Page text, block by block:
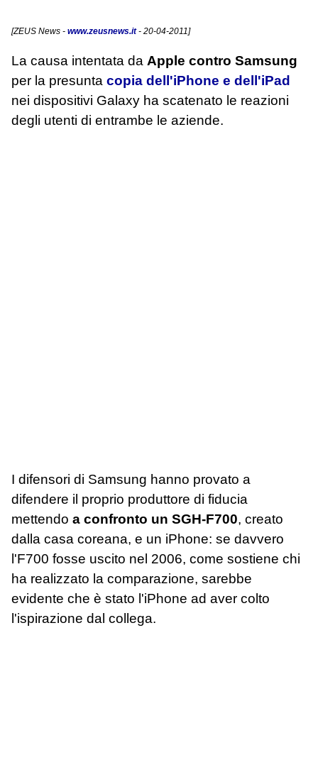
[ZEUS News - www.zeusnews.it- 20-04-2011]
La causa intentata da Apple contro Samsung
per la presunta copia dell'iPhone e dell'iPad
nei dispositivi Galaxy ha scatenato le reazioni
degli utenti di entrambe le aziende.
I difensori di Samsung hanno provato a
difendere il proprio produttore di fiducia
mettendo a confronto un SGH-F700, creato
dalla casa coreana, e un iPhone: se davvero
l'F700 fosse uscito nel 2006, come sostiene chi
ha realizzato la comparazione, sarebbe
evidente che è stato l'iPhone ad aver colto
l'ispirazione dal collega.